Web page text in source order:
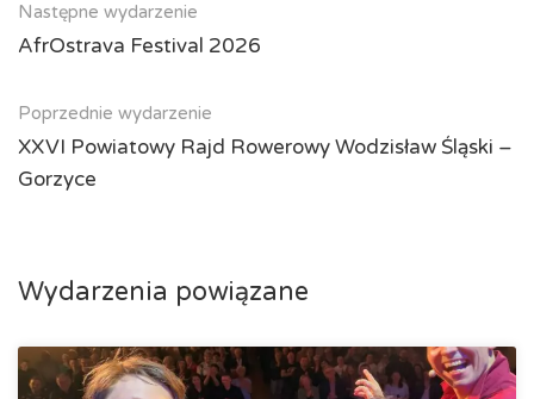
Następne wydarzenie
AfrOstrava Festival 2026
Poprzednie wydarzenie
XXVI Powiatowy Rajd Rowerowy Wodzisław Śląski –
Gorzyce
Wydarzenia powiązane